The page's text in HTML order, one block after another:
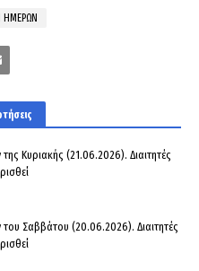
ΗΜΕΡΩΝ
Κυριακής (21.06.2026). Διαιτητές
Σαββάτου (20.06.2026). Διαιτητές